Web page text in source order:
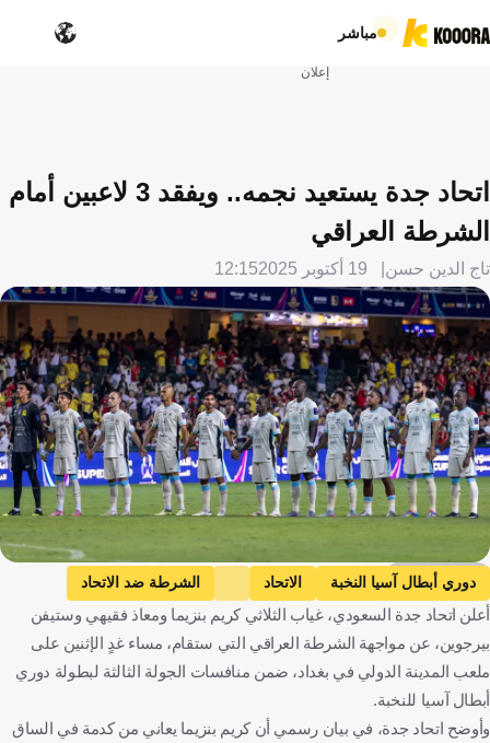
مباشر
إعلان
اتحاد جدة يستعيد نجمه.. ويفقد 3 لاعبين أمام
الشرطة العراقي
تاج الدين حسن 19 أكتوبر 2025 12:15
Getty Images
دوري أبطال آسيا النخبة الاتحاد
الشرطة ضد الاتحاد
الشرطة
كريم بنزيما المملكة العربية السعودية
العراق
فرنسا
كرة قدم
أعلن اتحاد جدة السعودي، غياب الثلاثي كريم بنزيما ومعاذ فقيهي وستيفن
بيرجوين، عن مواجهة الشرطة العراقي التي ستقام، مساء غدٍ الإثنين على
ملعب المدينة الدولي في بغداد، ضمن منافسات الجولة الثالثة لبطولة دوري
أبطال آسيا للنخبة.
وأوضح اتحاد جدة، في بيان رسمي أن كريم بنزيما يعاني من كدمة في الساق